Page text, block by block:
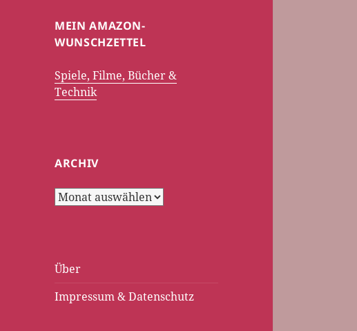
MEIN AMAZON-
WUNSCHZETTEL
Spiele, Filme, Bücher &
Technik
ARCHIV
Archiv
Über
Impressum & Datenschutz